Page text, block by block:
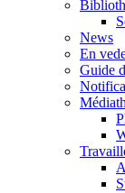
News
En
Guide